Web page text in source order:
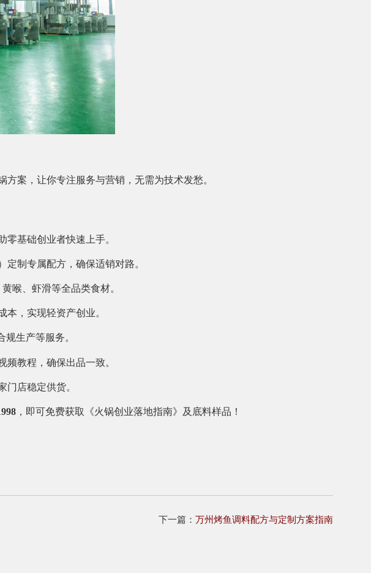
案，让你专注服务与营销，无需为技术发愁。
基础创业者快速上手。
制专属配方，确保适销对路。
喉、虾滑等全品类食材。
，实现轻资产创业。
生产等服务。
教程，确保出品一致。
门店稳定供货。
，即可免费获取《火锅创业落地指南》及底料样品！
下一篇： 万州烤鱼调料配方与定制方案指南